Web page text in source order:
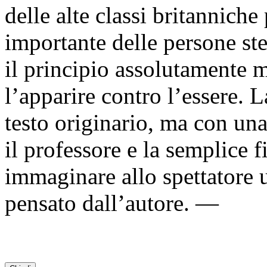
delle alte classi britanniche
importante delle persone
il principio assolutamente
l’apparire contro l’essere.
testo originario, ma con
il professore e la semplice
immaginare allo
pensato dall’autore. —